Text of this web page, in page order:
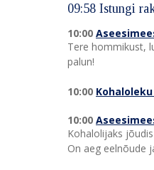
09:58 Istungi
10:00
Tere hommikust,
palun!
10:00
10:00
Kohalolijaks
On aeg eelnõude